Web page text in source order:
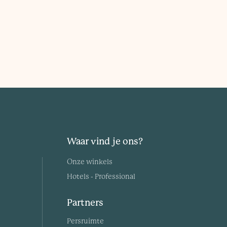
Waar vind je ons?
Onze winkels
Hotels - Professional
Partners
Persruimte